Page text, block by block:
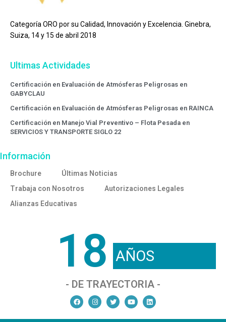
Categoría ORO por su Calidad, Innovación y Excelencia. Ginebra,
Suiza, 14 y 15 de abril 2018
Ultimas Actividades
Certificación en Evaluación de Atmósferas Peligrosas en
GABYCLAU
Certificación en Evaluación de Atmósferas Peligrosas en RAINCA
Certificación en Manejo Vial Preventivo – Flota Pesada en
SERVICIOS Y TRANSPORTE SIGLO 22
Información
Brochure
Últimas Noticias
Trabaja con Nosotros
Autorizaciones Legales
Alianzas Educativas
18 AÑOS
- DE TRAYECTORIA -